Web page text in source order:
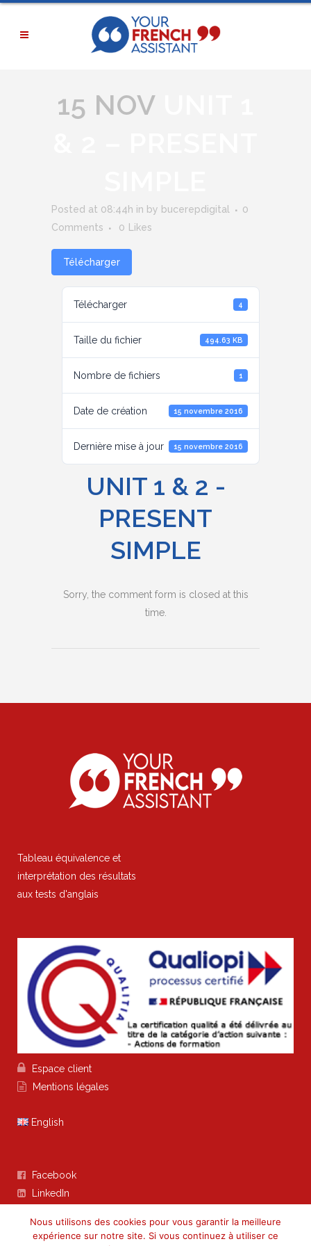
15 NOV
Posted at 08:44h in by bucerepdigital
0
Comments
0 Likes
Télécharger
Télécharger 4
Taille du fichier 494.63 KB
Nombre de fichiers 1
Date de création 15 novembre 2016
Dernière mise à jour 15 novembre 2016
UNIT 1 & 2 -
PRESENT
SIMPLE
Sorry, the comment form is closed at this
time.
Tableau équivalence et
interprétation des résultats
aux tests d'anglais
 Espace client
 Mentions légales
English
 Facebook
 LinkedIn
Nous utilisons des cookies pour vous garantir la meilleure
expérience sur notre site. Si vous continuez à utiliser ce